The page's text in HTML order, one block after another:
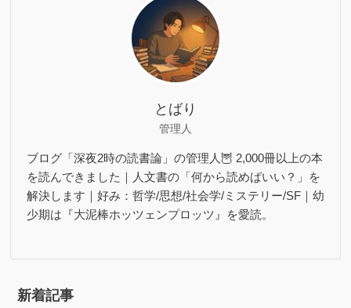
とばり
管理人
ブログ「深夜2時の読書論」の管理人🦉 2,000冊以上の本
を読んできました｜人文書の「何から読めばいい？」を
解決します｜好み：哲学/思想/社会学/ミステリー/SF｜幼
少期は『大泥棒ホッツェンプロッツ』を愛読。
新着記事